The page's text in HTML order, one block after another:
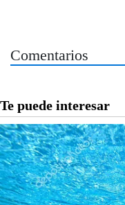
Comentarios